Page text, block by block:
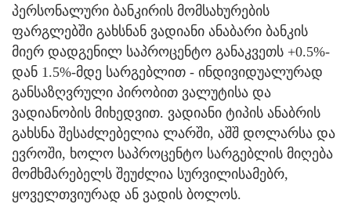
პერსონალური ბანკირის მომსახურების
ფარგლებში გახსნან ვადიანი ანაბარი ბანკის
მიერ დადგენილ საპროცენტო განაკვეთს +0.5%-
დან 1.5%-მდე სარგებლით - ინდივიდუალურად
განსაზღვრული პირობით ვალუტისა და
ვადიანობის მიხედვით. ვადიანი ტიპის ანაბრის
გახსნა შესაძლებელია ლარში, აშშ დოლარსა და
ევროში, ხოლო საპროცენტო სარგებლის მიღება
მომხმარებელს შეუძლია სურვილისამებრ,
ყოველთვიურად ან ვადის ბოლოს.